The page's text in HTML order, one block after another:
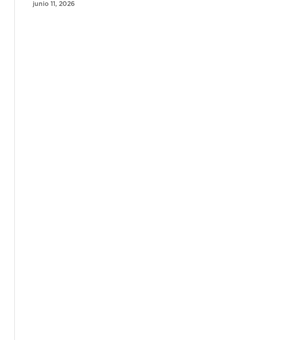
junio 11, 2026